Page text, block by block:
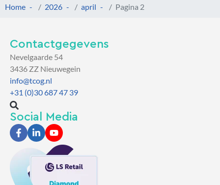
Home 2026 april Pagina 2
Contactgegevens
Nevelgaarde 54
3436 ZZ Nieuwegein
info@tcog.nl
+31 (0)30 687 47 39
Social Media